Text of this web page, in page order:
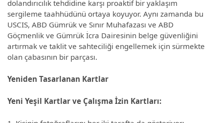
dolandırıcılık tehdidine karşı proaktif bir yaklaşım
sergileme taahhüdünü ortaya koyuyor. Aynı zamanda bu
USCIS, ABD Gümrük ve Sınır Muhafazası ve ABD
Göçmenlik ve Gümrük İcra Dairesinin belge güvenliğini
artırmak ve taklit ve sahteciliği engellemek için sürmekte
olan çabasının bir parçası.
Yeniden Tasarlanan Kartlar
Yeni Yeşil Kartlar ve Çalışma İzin Kartları: